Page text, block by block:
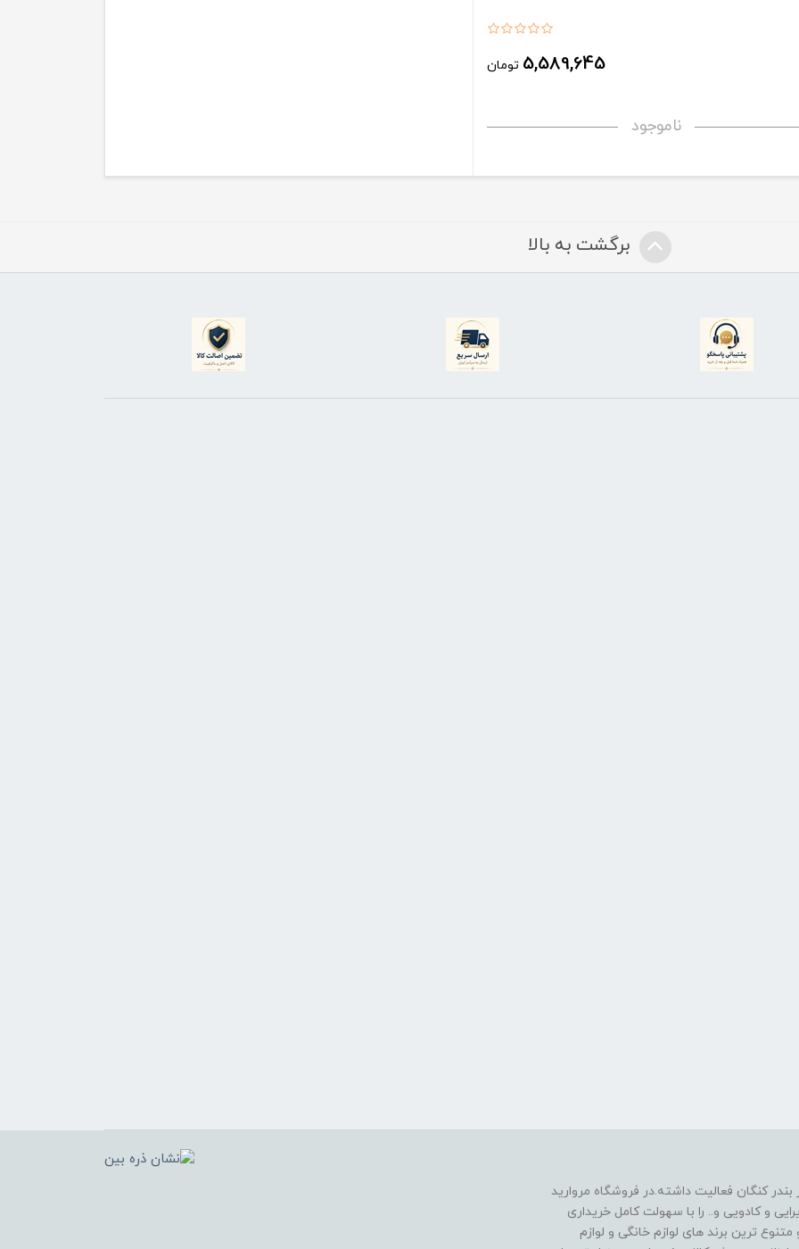
5,589,645 تومان
ناموجود
برگشت به بالا
1390به صورت حضوری در بندر کنگان فعالیت داشته.در فروشگاه مروارید
و کادویی و.. را با سهولت کامل خریداری
ترین برند های لوازم خانگی و لوازم